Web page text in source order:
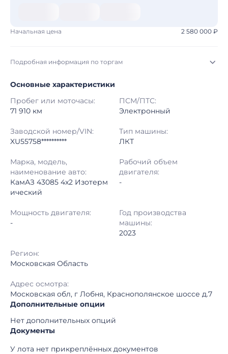
Начальная цена 2 580 000 ₽
Подробная информация по торгам
Начало торгов: 06.08.2026, 09:08 МСК
Конец торгов: 13.08.2026, 09:08 МСК
Тип аукциона: Открытые торги
Шаг торгов: 50 000 ₽
Кол-во ставок:
Регион: Московская Область
Основные характеристики
Пробег или моточасы:
71 910 км
ПСМ/ПТС:
Электронный
Заводской номер/VIN:
XU55758**********
Тип машины:
ЛКТ
Марка, модель,
наименование авто:
КамАЗ 43085 4x2 Изотерм
ический
Рабочий объем
двигателя:
-
Мощность двигателя:
-
Год производства
машины:
2023
Регион:
Московская Область
Адрес осмотра:
Московская обл, г Лобня, Краснополянское шоссе д.7
Дополнительные опции
Нет дополнительных опций
Документы
У лота нет прикреплённых документов